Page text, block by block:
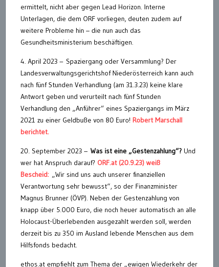
ermittelt, nicht aber gegen Lead Horizon. Interne
Unterlagen, die dem ORF vorliegen, deuten zudem auf
weitere Probleme hin – die nun auch das
Gesundheitsministerium beschäftigen.
4. April 2023 – Spaziergang oder Versammlung? Der
Landesverwaltungsgerichtshof Niederösterreich kann auch
nach fünf Stunden Verhandlung (am 31.3.23) keine klare
Antwort geben und verurteilt nach fünf Stunden
Verhandlung den „Anführer“ eines Spaziergangs im März
2021 zu einer Geldbuße von 80 Euro! Robert Marschall
berichtet.
20. September 2023 – Was ist eine „Gestenzahlung“? Und
wer hat Anspruch darauf? ORF.at (20.9.23) weiß
Bescheid: „Wir sind uns auch unserer finanziellen
Verantwortung sehr bewusst“, so der Finanzminister
Magnus Brunner (ÖVP). Neben der Gestenzahlung von
knapp über 5.000 Euro, die noch heuer automatisch an alle
Holocaust-Überlebenden ausgezahlt werden soll, werden
derzeit bis zu 350 im Ausland lebende Menschen aus dem
Hilfsfonds bedacht.
ethos.at empfiehlt zum Thema der „ewigen Wiederkehr der